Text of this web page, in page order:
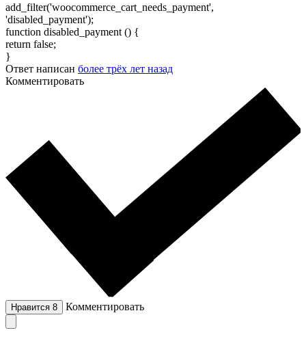
add_filter('woocommerce_cart_needs_payment',
'disabled_payment');
function disabled_payment () {
return false;
}
Ответ написан более трёх лет назад
Комментировать
Нравится 8 Комментировать